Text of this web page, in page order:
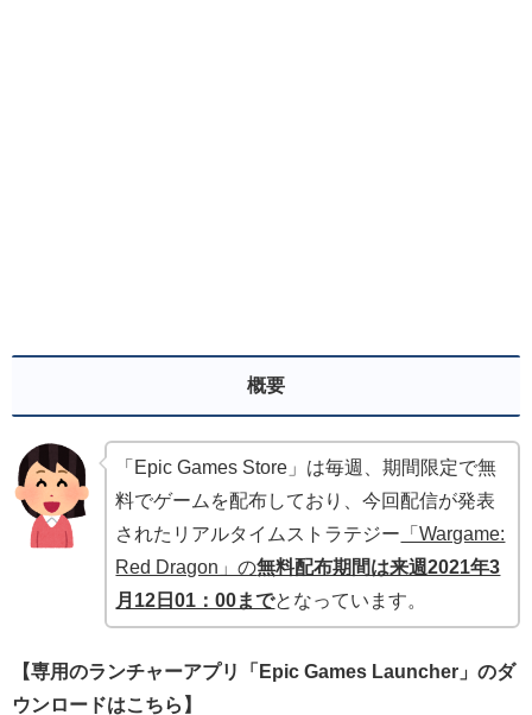
概要
「Epic Games Store」は毎週、期間限定で無
料でゲームを配布しており、今回配信が発表
されたリアルタイムストラテジー 「Wargame:
Red Dragon」の無料配布期間は来週2021年3
月12日01：00までとなっています。
【専用のランチャーアプリ「Epic Games Launcher」のダ
ウンロードはこちら】